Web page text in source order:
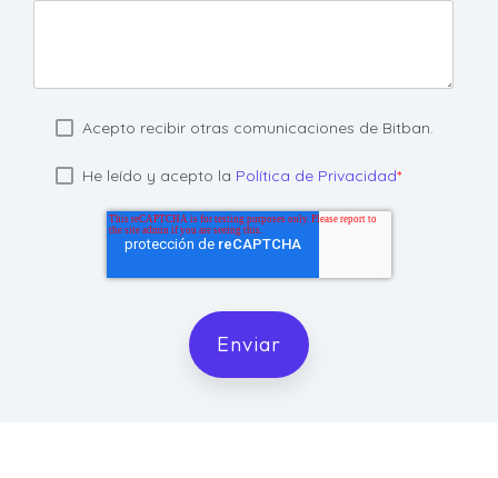
Acepto recibir otras comunicaciones de Bitban.
He leído y acepto la Política de Privacidad*